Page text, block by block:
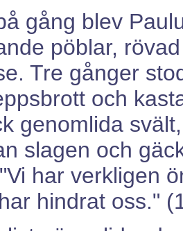
gång blev
pöblar,
Tre gånger
och
genomlida
slagen och
har verkligen
hindrat oss."